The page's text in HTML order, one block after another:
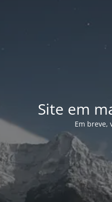
Site em
Em breve,